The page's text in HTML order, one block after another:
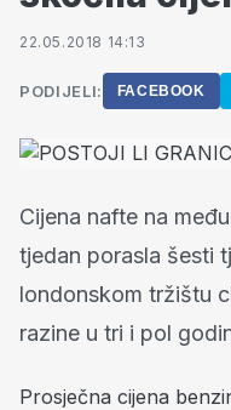
22.05.2018 14:13
PODIJELI: FACEBOOK
Cijena nafte na
tjedan porasla šesti
londonskom tržištu
razine u tri i pol
Prosječna cijena